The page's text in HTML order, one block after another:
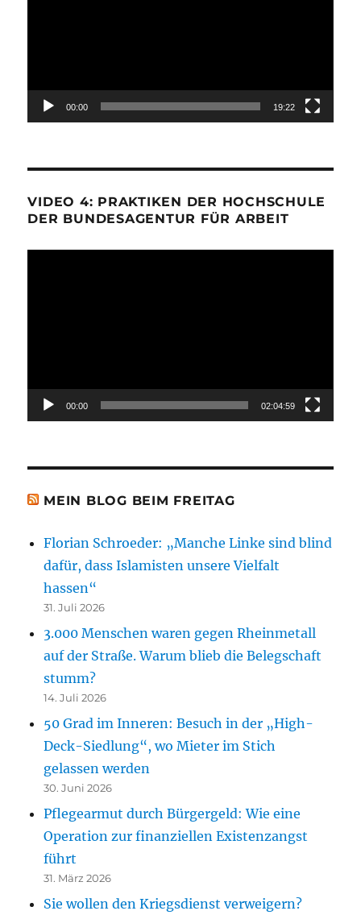
00:00 19:22
VIDEO 4: PRAKTIKEN DER HOCHSCHULE
DER BUNDESAGENTUR FÜR ARBEIT
00:00 02:04:59
MEIN BLOG BEIM FREITAG
Florian Schroeder: „Manche Linke sind blind
dafür, dass Islamisten unsere Vielfalt
hassen“
31. Juli 2026
3.000 Menschen waren gegen Rheinmetall
auf der Straße. Warum blieb die Belegschaft
stumm?
14. Juli 2026
50 Grad im Inneren: Besuch in der „High-
Deck-Siedlung“, wo Mieter im Stich
gelassen werden
30. Juni 2026
Pflegearmut durch Bürgergeld: Wie eine
Operation zur finanziellen Existenzangst
führt
31. März 2026
Sie wollen den Kriegsdienst verweigern?